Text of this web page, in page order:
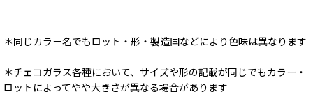
＊同じカラー名でもロット・形・製造国などにより色味は異なります
＊チェコガラス各種において、サイズや形の記載が同じでもカラー・
ロットによってやや大きさが異なる場合があります